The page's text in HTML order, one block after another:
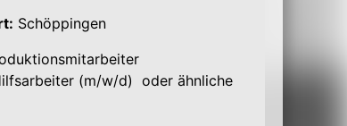
Schöppingen
(m/w/d) oder ähnliche